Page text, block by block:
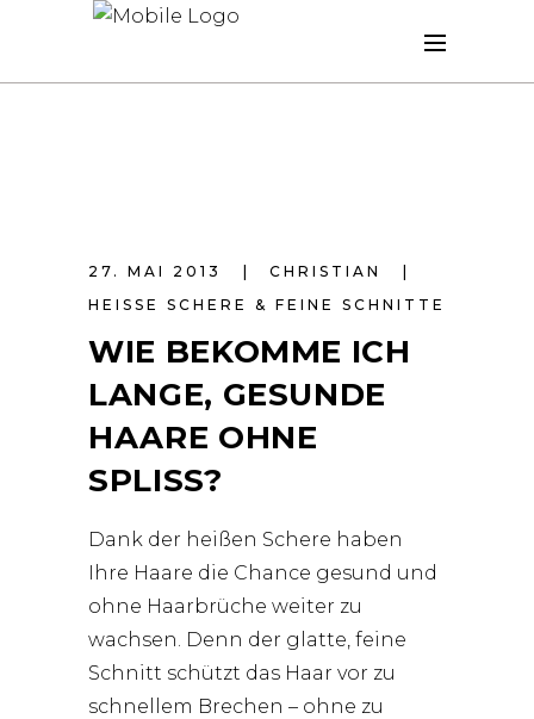
27. MAI 2013
CHRISTIAN
HEISSE SCHERE & FEINE SCHNITTE
WIE BEKOMME ICH
LANGE, GESUNDE
HAARE OHNE
SPLISS?
Dank der heißen Schere haben
Ihre Haare die Chance gesund und
ohne Haarbrüche weiter zu
wachsen. Denn der glatte, feine
Schnitt schützt das Haar vor zu
schnellem Brechen – ohne zu